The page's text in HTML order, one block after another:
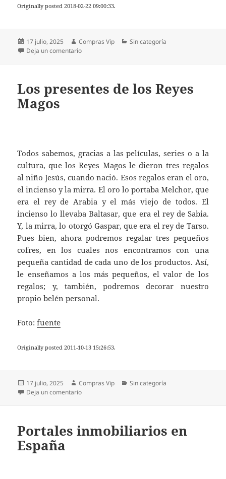
Originally posted 2018-02-22 09:00:33.
Publicado
el
17 julio, 2025 Autor
Compras Vip Categorías
Sin categoría
Deja un comentarioen ¿Aún no tienes una piscina en tu casa?
Los presentes de los Reyes
Magos
Todos sabemos, gracias a las películas, series o a la
cultura, que los Reyes Magos le dieron tres regalos
al niño Jesús, cuando nació. Esos regalos eran el oro,
el incienso y la mirra. El oro lo portaba Melchor, que
era el rey de Arabia y el más viejo de todos. El
incienso lo llevaba Baltasar, que era el rey de Sabia.
Y, la mirra, lo otorgó Gaspar, que era el rey de Tarso.
Pues bien, ahora podremos regalar tres pequeños
cofres, en los cuales nos encontramos con una
pequeña cantidad de cada uno de los productos. Así,
le enseñamos a los más pequeños, el valor de los
regalos; y, también, podremos decorar nuestro
propio belén personal.
Foto:fuente
Originally posted 2011-10-13 15:26:53.
Publicado
el
17 julio, 2025 Autor
Compras Vip Categorías
Sin categoría
Deja un comentarioen Los presentes de los Reyes Magos
Portales inmobiliarios en
España